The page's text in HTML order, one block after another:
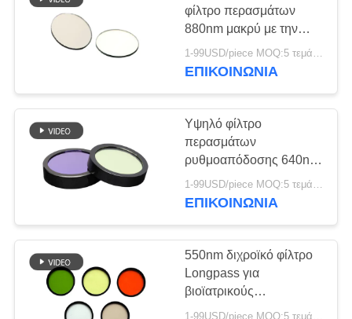
φίλτρο περασμάτων
880nm μακρύ με την
υψηλή μετάδοση
1-99USD/piece MOQ:5 τεμάχια
ΕΠΙΚΟΙΝΩΝΊΑ
Υψηλό φίλτρο
περασμάτων
ρυθμοαπόδοσης 640nm
μακρύ/πολύ φίλτρο
περασμάτων κυμάτων
αίματος
1-99USD/piece MOQ:5 τεμάχια
ΕΠΙΚΟΙΝΩΝΊΑ
550nm διχροϊκό φίλτρο
Longpass για
βιοϊατρικούς
Cosmetology/τον